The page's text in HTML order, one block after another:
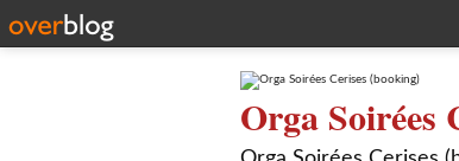
Orga Soirées